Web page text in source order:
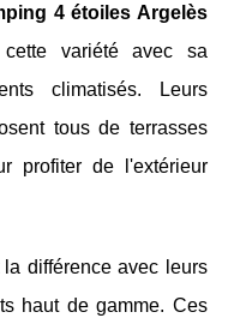
4 étoiles Argelès
cette variété avec sa
climatisés. Leurs
tous de terrasses
profiter de l'extérieur
différence avec leurs
haut de gamme. Ces